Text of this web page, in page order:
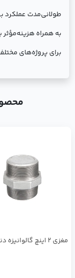
طولانی‌مدت عملکرد
به همراه
برای پروژه‌های
مغزی 2 اینچ گالوانیزه دنده ای